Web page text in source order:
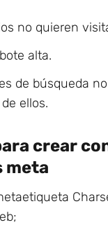
no quieren
alta.
de búsqueda
ellos.
crear
meta